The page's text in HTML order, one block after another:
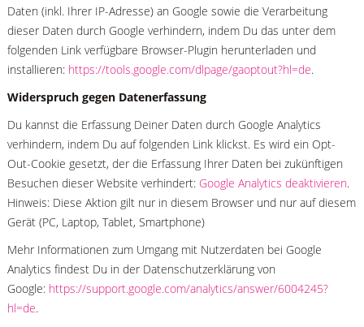
Daten (inkl. Ihrer IP-Adresse) an Google sowie die Verarbeitung
dieser Daten durch Google verhindern, indem Du das unter dem
folgenden Link verfügbare Browser-Plugin herunterladen und
installieren: https://tools.google.com/dlpage/gaoptout?hl=de.
Widerspruch gegen Datenerfassung
Du kannst die Erfassung Deiner Daten durch Google Analytics
verhindern, indem Du auf folgenden Link klickst. Es wird ein Opt-
Out-Cookie gesetzt, der die Erfassung Ihrer Daten bei zukünftigen
Besuchen dieser Website verhindert: Google Analytics deaktivieren.
Hinweis: Diese Aktion gilt nur in diesem Browser und nur auf diesem
Gerät (PC, Laptop, Tablet, Smartphone)
Mehr Informationen zum Umgang mit Nutzerdaten bei Google
Analytics findest Du in der Datenschutzerklärung von
Google: https://support.google.com/analytics/answer/6004245?
hl=de.